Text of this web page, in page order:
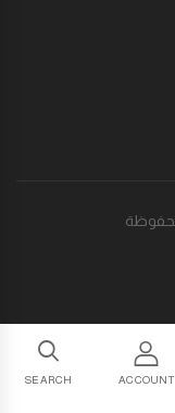
ACCOUNT
SEARCH